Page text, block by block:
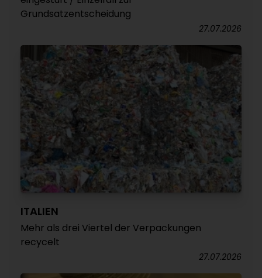
Grundsatzentscheidung
27.07.2026
ITALIEN
Mehr als drei Viertel der Verpackungen
recycelt
27.07.2026